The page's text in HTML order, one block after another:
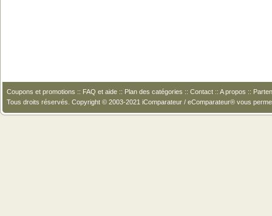
Coupons et promotions :: FAQ et aide :: Plan des catégories :: Contact :: A propos ::
Tous droits réservés. Copyright © 2003-2021 iComparateur / eComparateur® vous